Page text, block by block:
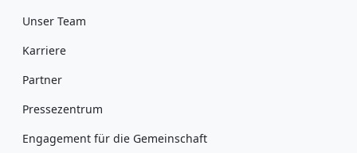
Unser Team
Karriere
Partner
Pressezentrum
Engagement für die Gemeinschaft